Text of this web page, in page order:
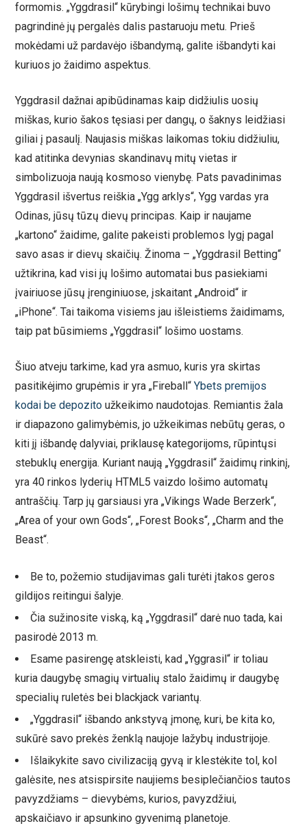
formomis. „Yggdrasil“ kūrybingi lošimų technikai buvo
pagrindinė jų pergalės dalis pastaruoju metu. Prieš
mokėdami už pardavėjo išbandymą, galite išbandyti kai
kuriuos jo žaidimo aspektus.
Yggdrasil dažnai apibūdinamas kaip didžiulis uosių
miškas, kurio šakos tęsiasi per dangų, o šaknys leidžiasi
giliai į pasaulį. Naujasis miškas laikomas tokiu didžiuliu,
kad atitinka devynias skandinavų mitų vietas ir
simbolizuoja naują kosmoso vienybę. Pats pavadinimas
Yggdrasil išvertus reiškia „Ygg arklys“, Ygg vardas yra
Odinas, jūsų tūzų dievų principas. Kaip ir naujame
„kartono“ žaidime, galite pakeisti problemos lygį pagal
savo asas ir dievų skaičių. Žinoma – „Yggdrasil Betting“
užtikrina, kad visi jų lošimo automatai bus pasiekiami
įvairiuose jūsų įrenginiuose, įskaitant „Android“ ir
„iPhone“. Tai taikoma visiems jau išleistiems žaidimams,
taip pat būsimiems „Yggdrasil“ lošimo uostams.
Šiuo atveju tarkime, kad yra asmuo, kuris yra skirtas
pasitikėjimo grupėmis ir yra „Fireball“Ybets premijos
kodai be depozito užkeikimo naudotojas. Remiantis žala
ir diapazono galimybėmis, jo užkeikimas nebūtų geras, o
kiti jį išbandę dalyviai, priklausę kategorijoms, rūpintųsi
stebuklų energija. Kuriant naują „Yggdrasil“ žaidimų rinkinį,
yra 40 rinkos lyderių HTML5 vaizdo lošimo automatų
antraščių. Tarp jų garsiausi yra „Vikings Wade Berzerk“,
„Area of ​​your own Gods“, „Forest Books“, „Charm and the
Beast“.
Be to, požemio studijavimas gali turėti įtakos geros
gildijos reitingui šalyje.
Čia sužinosite viską, ką „Yggdrasil“ darė nuo tada, kai
pasirodė 2013 m.
Esame pasirengę atskleisti, kad „Yggrasil“ ir toliau
kuria daugybę smagių virtualių stalo žaidimų ir daugybę
specialių ruletės bei blackjack variantų.
„Yggdrasil“ išbando ankstyvą įmonę, kuri, be kita ko,
sukūrė savo prekės ženklą naujoje lažybų industrijoje.
Išlaikykite savo civilizaciją gyvą ir klestėkite tol, kol
galėsite, nes atsispirsite naujiems besiplečiančios tautos
pavyzdžiams – dievybėms, kurios, pavyzdžiui,
apskaičiavo ir apsunkino gyvenimą planetoje.